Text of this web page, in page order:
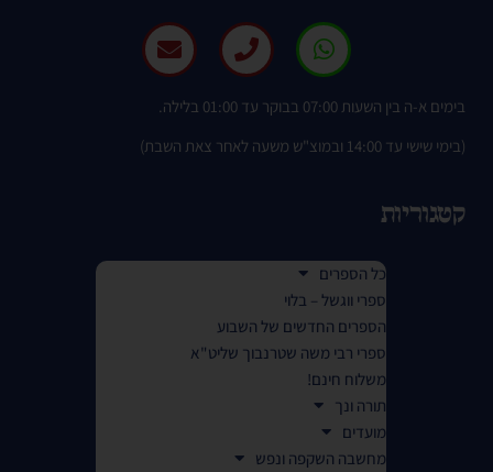
בימים א-ה בין השעות 07:00 בבוקר עד 01:00 בלילה.
(בימי שישי עד 14:00 ובמוצ"ש משעה לאחר צאת השבת)
קטגוריות
כל הספרים
ספרי ווגשל – בלוי
הספרים החדשים של השבוע
ספרי רבי משה שטרנבוך שליט"א
משלוח חינם!
תורה ונך
מועדים
מחשבה השקפה ונפש